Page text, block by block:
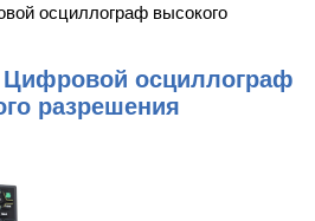
осциллограф высокого
Цифровой осциллограф
разрешения